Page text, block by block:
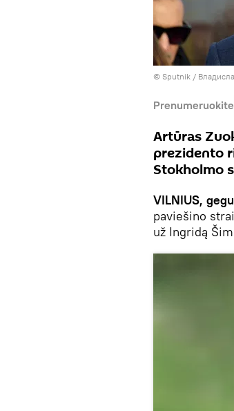
© Sputnik /
Prenumeruokite
Artūras
prezidento
Stokholmo
VILNIUS,
paviešino
už Ingridą